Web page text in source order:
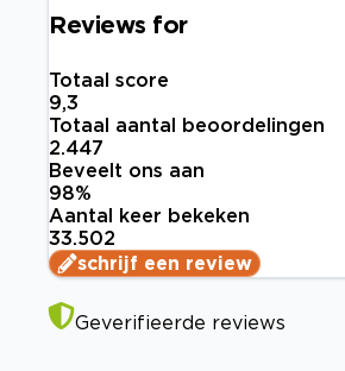
Reviews for
Totaal score
9,3
Totaal aantal beoordelingen
2.447
Beveelt ons aan
98%
Aantal keer bekeken
33.502
schrijf een review
Geverifieerde reviews